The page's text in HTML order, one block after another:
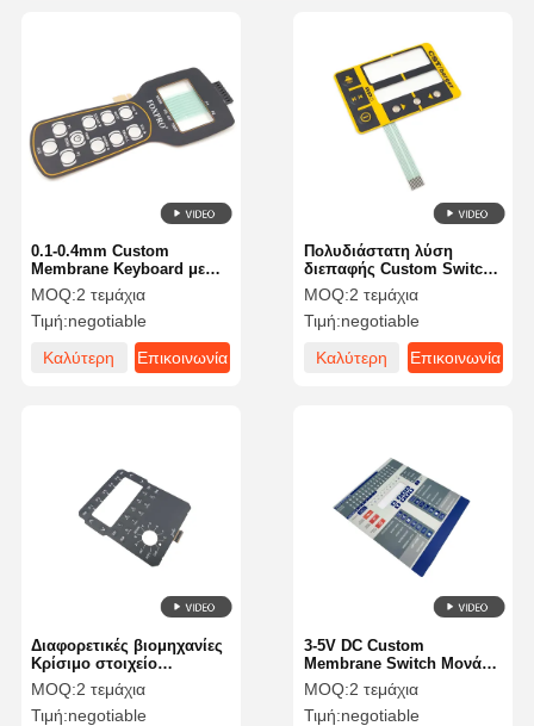
Πολυδιάστατη λύση
διεπαφής Custom Switch
Type Membrane για
καταναλωτικά
ηλεκτρονικά
MOQ:2 τεμάχια
Τιμή:negotiable
Καλύτερη
Επικοινωνία
0.1-0.4mm Custom
Membrane Keyboard με
προσαρμοσμένα γραφικά
και διάταξη
MOQ:2 τεμάχια
Τιμή:negotiable
Καλύτερη
Επικοινωνία
3-5V DC Custom
Membrane Switch Μονάδα
πάχους 0,2-0,6 mm
MOQ:2 τεμάχια
Τιμή:negotiable
Διαφορετικές βιομηχανίες
Κρίσιμο στοιχείο
διεπαφής διακόπτη
μεμβρανών
MOQ:2 τεμάχια
Τιμή:negotiable